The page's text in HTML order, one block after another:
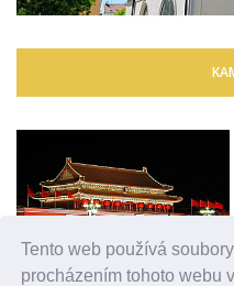
Tento web používá
procházením tohoto webu